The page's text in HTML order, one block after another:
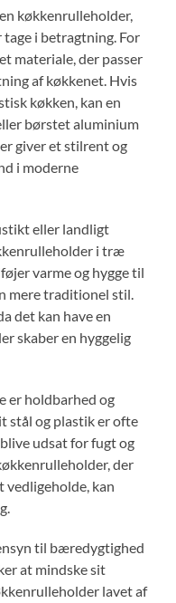
køkkenrulleholder,
i betragtning. For
materiale, der passer
af køkkenet. Hvis
køkken, kan en
børstet aluminium
giver et stilrent og
i moderne
eller landligt
i træ
varme og hygge til
mere traditionel stil.
det kan have en
skaber en hyggelig
er holdbarhed og
stål og plastik er ofte
udsat for fugt og
der
vedligeholde, kan
til bæredygtighed
at mindske sit
lavet af